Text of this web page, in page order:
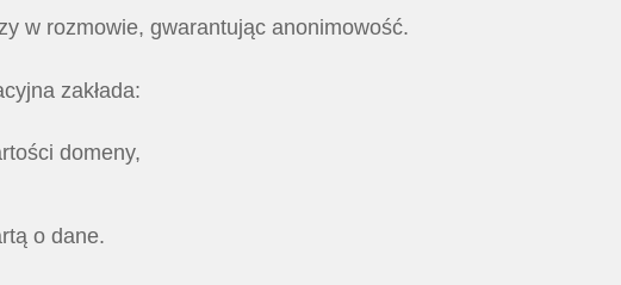
w rozmowie, gwarantując anonimowość.
zakłada:
domeny,
o dane.